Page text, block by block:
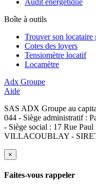
Boîte à outils
Trouver son locataire
Cotes des loyers
Tensiomètre locatif
Locamètre
Adx Groupe
Aide
SAS ADX Groupe au
044 - Siège administratif :
- Siège social : 17 Rue
VILLACOUBLAY -
×
Faites-vous rappeler